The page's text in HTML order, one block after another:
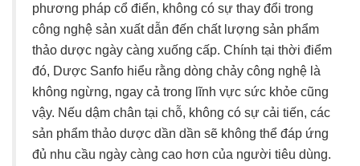
phương pháp cổ điển, không có sự thay đổi trong
công nghệ sản xuất dẫn đến chất lượng sản phẩm
thảo dược ngày càng xuống cấp. Chính tại thời điểm
đó, Dược Sanfo hiểu rằng dòng chảy công nghệ là
không ngừng, ngay cả trong lĩnh vực sức khỏe cũng
vậy. Nếu dậm chân tại chỗ, không có sự cải tiến, các
sản phẩm thảo dược dần dần sẽ không thể đáp ứng
đủ nhu cầu ngày càng cao hơn của người tiêu dùng.